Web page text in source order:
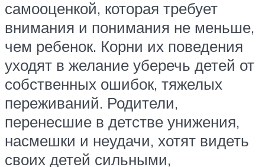
самооценкой, которая требует
внимания и понимания не меньше,
чем ребенок. Корни их поведения
уходят в желание уберечь детей от
собственных ошибок, тяжелых
переживаний. Родители,
перенесшие в детстве унижения,
насмешки и неудачи, хотят видеть
своих детей сильными,